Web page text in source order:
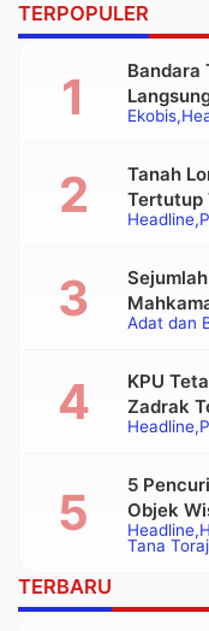
TERPOPULER
Ekobis
Bandara
Headline
Tanah
Tertutup
Adat dan
Alat
Headline
KPU
Zadrak
Bupati
Headline
Tana
5
Objek
Polisi
TERBARU